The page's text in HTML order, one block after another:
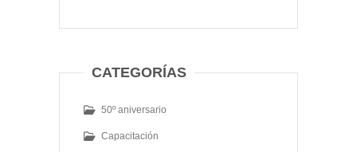
CATEGORÍAS
50º aniversario
Capacitación